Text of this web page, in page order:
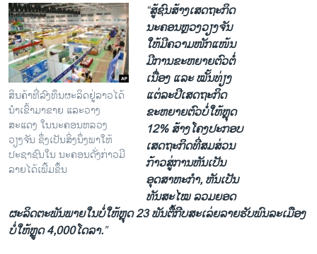
ສິນຄ້າທີ່ລົງທຶນຜະລິດຢູ່ລາວໄດ້
ນໍາເຂົ້າມາຂາຍ ແລະວາງ
ສະແດງ ໃນນະຄອນຫລວງ
ວຽງຈັນ ຊຶ່ງເປັນສິ່ງນຶ່ງພາໃຫ້
ປະຊາຊົນໃນ ນະຄອນດັ່ງກ່າວມີ
ລາຍໄດ້ເພີ້ມຂຶ້ນ
“ສູ້ຊົນສ້າງເສດຖະກິດ
ນະຄອນຫຼວງວຽງຈັນ
ໃຫ້ມີຄວາມໜັກແໜ້ນ
ມີການຂະຫຍາຍຕົວຕໍ່
ເນື່ອງ ແລະ ໝັ້ນທ່ຽງ
ແຕ່ລະປີເສດຖະກິດ
ຂະຫຍາຍຕົວບໍ່ໃຫ້ຫຼຸດ
12% ສ້າງໂຄງປະກອບ
ເສດຖະກິດທີ່ສມສ່ວນ
ກ້າວສູ່ການຫັນເປັນ
ອຸດສາຫະກໍາ, ຫັນເປັນ
ທັນສະໄໝ ລວມຍອດ
ຜະລິດຕະພັນພາຍໃນບໍ່ໃຫ້ຫຼຸດ 23 ພັນຕື້ກີບສະເລ່ຍລາຍຮັບພົນລະເມືອງ
ບໍ່ໃຫ້ຫຼູດ 4,000ໂດລາ.”